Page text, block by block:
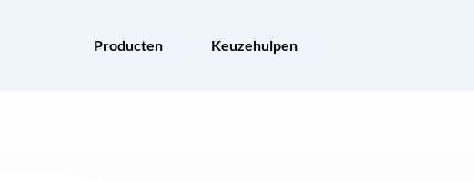
Producten Keuzehulpen